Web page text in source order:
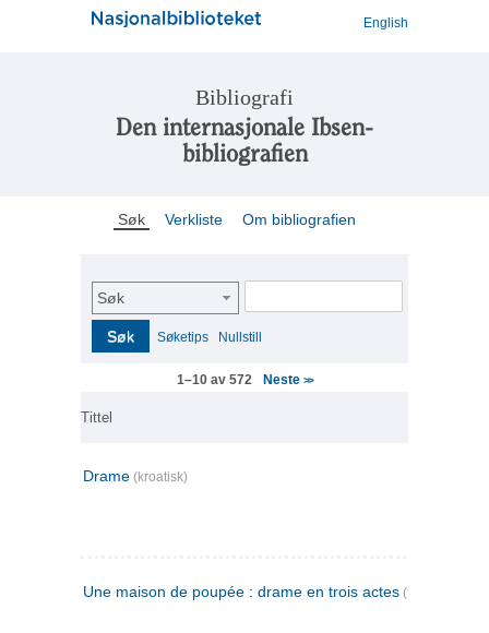
English
Bibliografi
Den internasjonale Ibsen-
bibliografien
Søk Verkliste Om bibliografien
Søk
Søk Søketips Nullstill
1–10 av 572 Neste >>
Tittel
Drame (kroatisk)
Une maison de poupée : drame en trois actes (fransk)